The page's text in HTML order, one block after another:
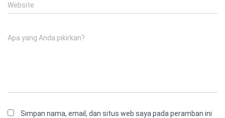
Website
Apa yang Anda pikirkan?
Simpan nama, email, dan situs web saya pada peramban ini